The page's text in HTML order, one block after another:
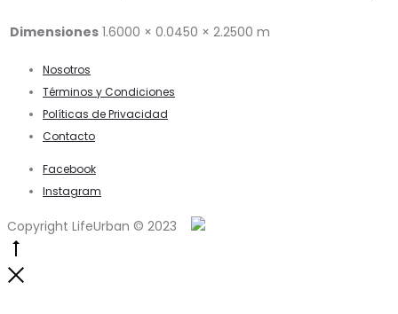
Dimensiones 1.6000 × 0.0450 × 2.2500 m
Nosotros
Términos y Condiciones
Políticas de Privacidad
Contacto
Facebook
Instagram
Copyright LifeUrban © 2023